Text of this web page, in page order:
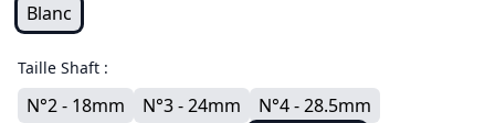
Blanc
Taille Shaft :
N°2 - 18mm N°3 - 24mm
N°4 - 28.5mm